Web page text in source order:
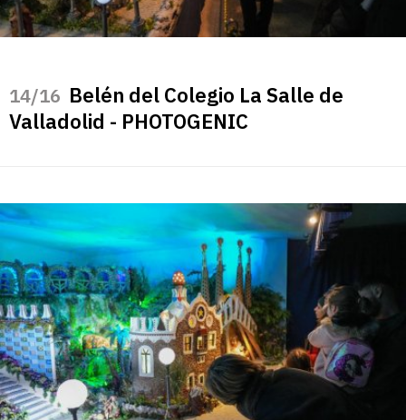
/16 Belén del Colegio La Salle de
Valladolid - PHOTOGENIC